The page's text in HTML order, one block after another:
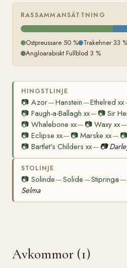
RASSAMMANSÄTTNING
Ostpreussare 50 % Trakehner 33 %
Angloarabiskt Fullblod 3 %
HINGSTLINJE
📷 Azor—Hanstein —Ethelred xx
📷 Faugh-a-Ballagh xx— 📷Sir
📷 Whalebone xx— 📷Waxy xx—
📷 Eclipse xx— 📷Marske xx— 📷
📷 Bartlet's Childers xx— 📷
STOLINJE
📷 Solinde—Solide —Stipringa —
Selma
Avkommor (1)